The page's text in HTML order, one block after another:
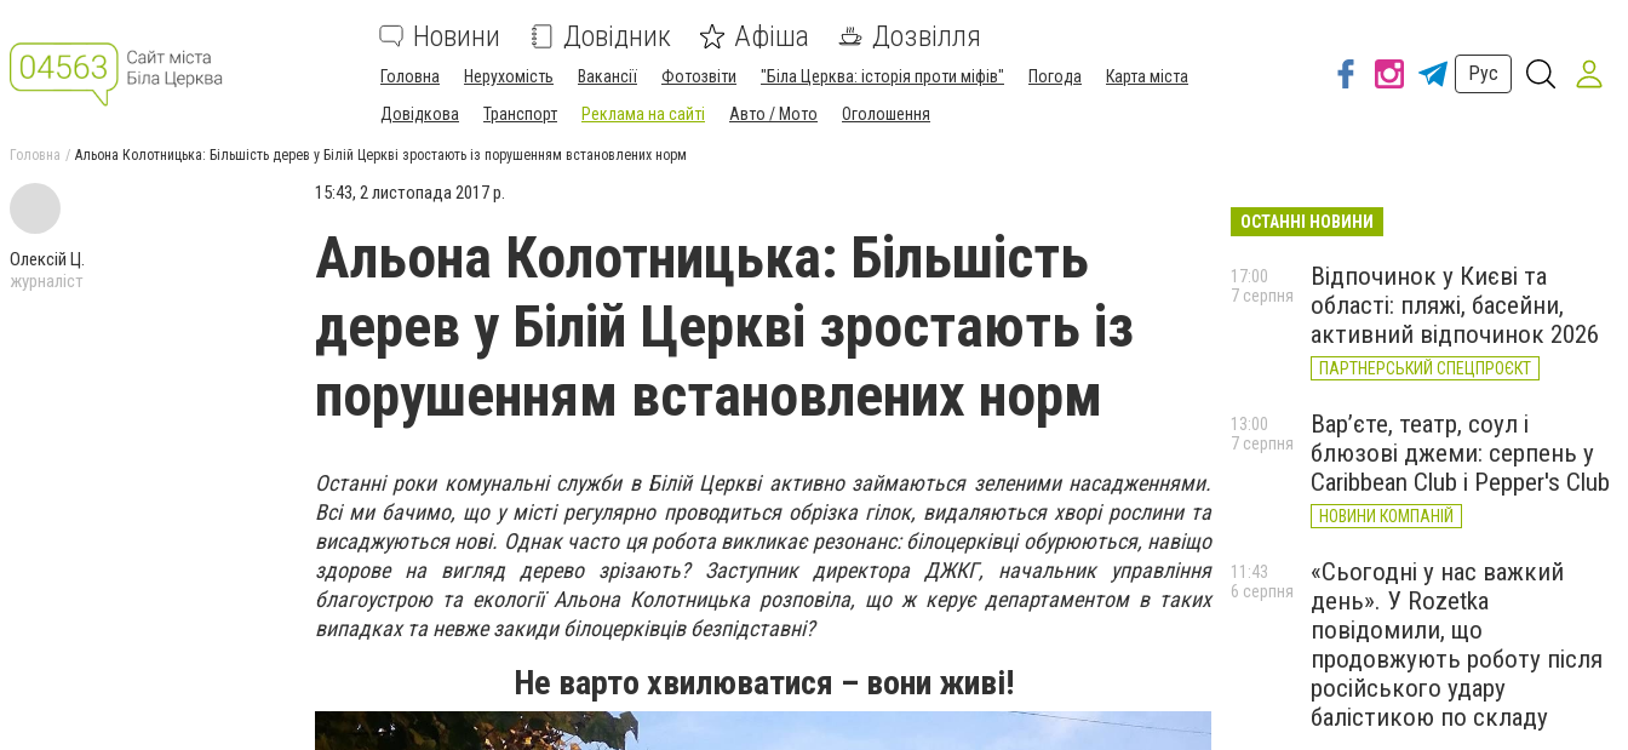
Новини Довідник Афіша Дозвілля
Головна Нерухомість Вакансії Фотозвіти "Біла Церква: історія проти міфів" Погода
Карта міста
Довідкова
Транспорт Реклама на сайті Авто / Мото Оголошення
Рус
Головна Альона Колотницька: Більшість дерев у Білій Церкві зростають із порушенням встановлених норм
Олексій Ц.
журналіст
15:43, 2 листопада 2017 р.
Альона Колотницька: Більшість
дерев у Білій Церкві зростають із
порушенням встановлених норм
Останні роки комунальні служби в Білій Церкві активно займаються зеленими насадженнями.
Всі ми бачимо, що у місті регулярно проводиться обрізка гілок, видаляються хворі рослини та
висаджуються нові. Однак часто ця робота викликає резонанс: білоцерківці обурюються, навіщо
здорове на вигляд дерево зрізають? Заступник директора ДЖКГ, начальник управління
благоустрою та екології Альона Колотницька розповіла, що ж керує департаментом в таких
випадках та невже закиди білоцерківців безпідставні?
Не варто хвилюватися – вони живі!
ОСТАННІ НОВИНИ
Відпочинок у Києві та
області: пляжі, басейни,
активний відпочинок 2026
ПАРТНЕРСЬКИЙ СПЕЦПРОЄКТ
17:00
7 серпня
Вар’єте, театр, соул і
блюзові джеми: серпень у
Caribbean Club і Pepper's Club
НОВИНИ КОМПАНІЙ
13:00
7 серпня
«Сьогодні у нас важкий
день». У Rozetka
повідомили, що
продовжують роботу після
російського удару
балістикою по складу
11:43
6 серпня